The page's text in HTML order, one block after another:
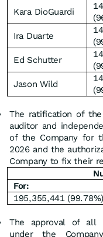
Kara DioGuardi
Ira Duarte
Ed Schutter
Jason Wild
The ratification of
auditor and
of the Company for
2026 and the
Company to fix their
For:
195,355,441 (99.78%)
The approval of all
under the